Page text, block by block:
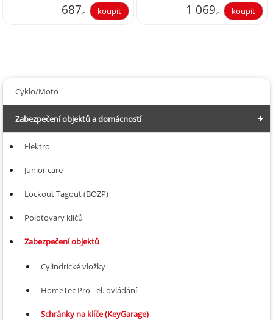
687,- 1 069,-
Cyklo/Moto
Zabezpečení objektů a domácností
Elektro
Junior care
Lockout Tagout (BOZP)
Polotovary klíčů
Zabezpečení objektů
Cylindrické vložky
HomeTec Pro - el. ovládání
Schránky na klíče (KeyGarage)